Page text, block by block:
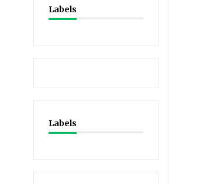
Labels
Labels